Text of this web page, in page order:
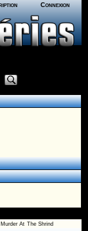
Connexion
At The Shrind